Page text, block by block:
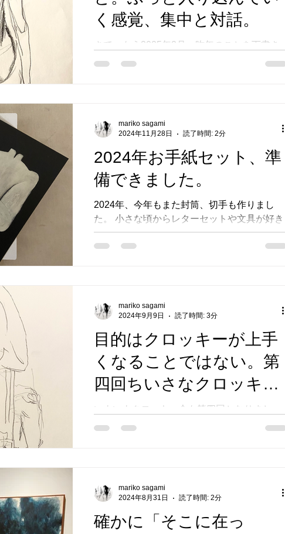
して視るような、そ
く感覚、集中と対話。
さて、もう2025年2月、昨年のことを下書き
のまま年を越してしまいました。2024年12月
依頼して私を含めて...
2024年お手紙セット、準
備できました。
2024年、今年もまた封筒、切手も作りまし
た。 小さな頃からレターセットや文具が好き
でした。手紙はもっと好きでした。高校生の
頃は雑誌を切り取ったりバンドのチラシで封
mariko sagami
2024年11月28日
読了時間: 2分
目的はクロッキーが上手
くなることではない。第
四回ちいさなクロッキー
会 大阪の秋あります。
いよいよクロッキー会も第四回となりまし
た。継続は力なり、と言いますがタイトルに
きましょう。 今回もそのよう...
mariko sagami
2024年9月9日
読了時間: 3分
確かに「そこに在っ
mariko sagami
2024年8月31日
読了時間: 2分